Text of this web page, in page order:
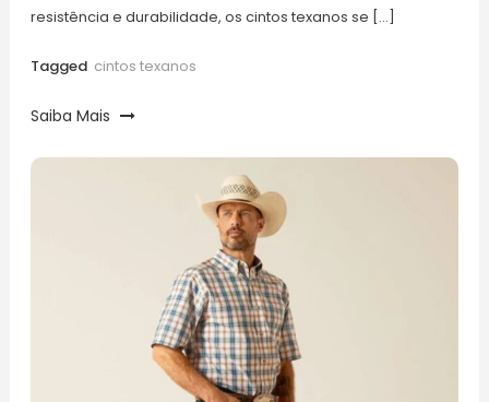
resistência e durabilidade, os cintos texanos se […]
Tagged cintos texanos​
Saiba Mais